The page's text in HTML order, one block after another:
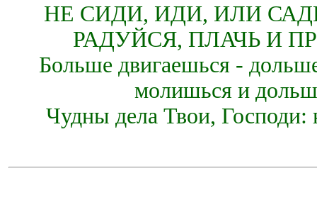
НЕ СИДИ, ИДИ, ИЛИ
РАДУЙСЯ, ПЛАЧЬ И
Больше двигаешься -
молишься и
Чудны дела Твои, Господи: